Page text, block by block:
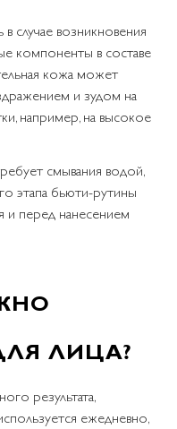
случае возникновения
компоненты в составе
кожа может
и зудом на
например, на высокое
смывания водой,
этапа бьюти-рутины
и перед нанесением
ЛИЦА?
результата,
ежедневно,